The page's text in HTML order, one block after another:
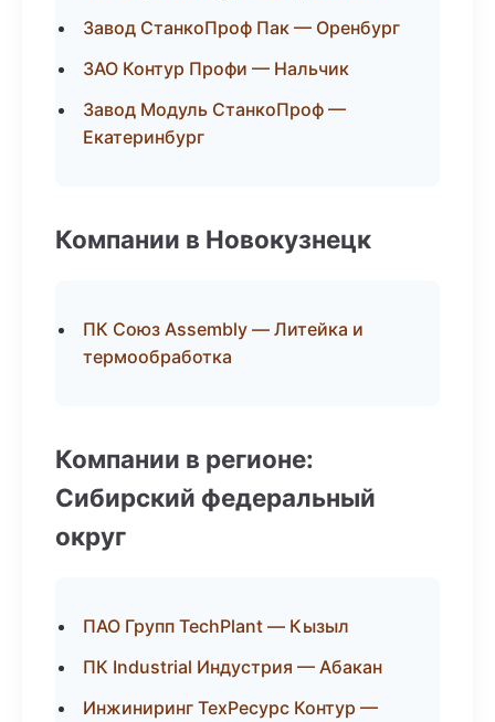
Завод СтанкоПроф Пак — Оренбург
ЗАО Контур Профи — Нальчик
Завод Модуль СтанкоПроф —
Екатеринбург
Компании в Новокузнецк
ПК Союз Assembly — Литейка и
термообработка
Компании в регионе:
Сибирский федеральный
округ
ПАО Групп TechPlant — Кызыл
ПК Industrial Индустрия — Абакан
Инжиниринг ТехРесурс Контур —